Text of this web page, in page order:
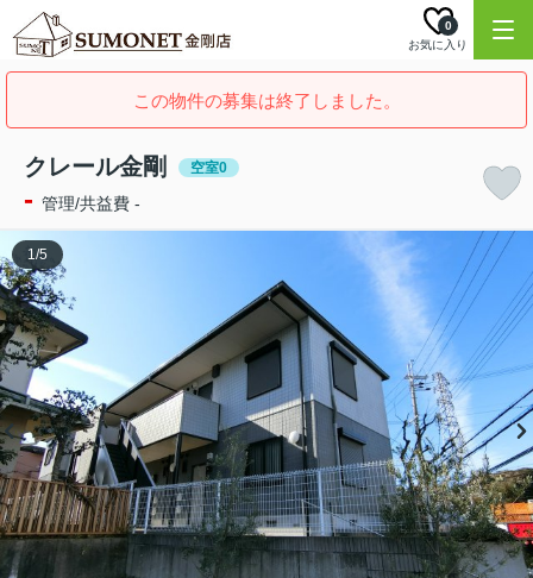
お気に入り
0
この物件の募集は終了しました。
クレール金剛 空室0
- 管理/共益費 -
1/5